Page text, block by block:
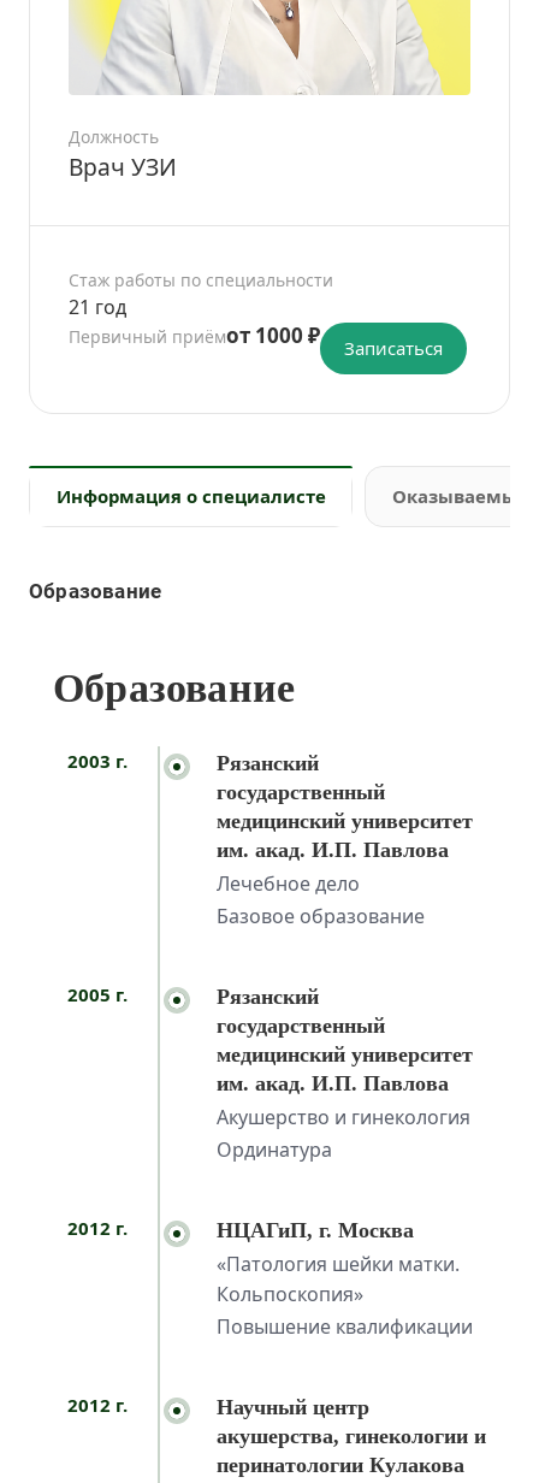
Должность
Врач УЗИ
Стаж работы по специальности
21 год
Первичный приёмот 1000 ₽ Записаться
Информация о специалисте Оказываемые
Образование
Образование
2003 г.
Рязанский
государственный
медицинский университет
им. акад. И.П. Павлова
Лечебное дело
Базовое образование
2005 г.
Рязанский
государственный
медицинский университет
им. акад. И.П. Павлова
Акушерство и гинекология
Ординатура
2012 г. НЦАГиП, г. Москва
«Патология шейки матки.
Кольпоскопия»
Повышение квалификации
2012 г.
Научный центр
акушерства, гинекологии и
перинатологии Кулакова